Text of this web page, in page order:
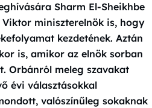
Sharm El-Sheikhbe
miniszterelnök is, hogy
kezdetének. Aztán
is, amikor az elnök sorban
Orbánról meleg szavakat
évi választásokkal
valószínűleg sokaknak